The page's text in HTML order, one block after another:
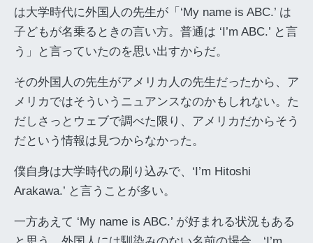
は大学時代に外国人の先生が「‘My name is ABC.’ は
子どもが名乗るときの言い方。普通は ‘I’m ABC.’ と言
う」と言っていたのを思い出すからだ。
その外国人の先生がアメリカ人の先生だったから、ア
メリカではそういうニュアンスなのかもしれない。た
だしさっとウェブで調べた限り、アメリカだからそう
だという情報は見つからなかった。
僕自身は大学時代の刷り込みで、‘I’m Hitoshi
Arakawa.’ と言うことが多い。
一方あえて ‘My name is ABC.’ が好まれる状況もある